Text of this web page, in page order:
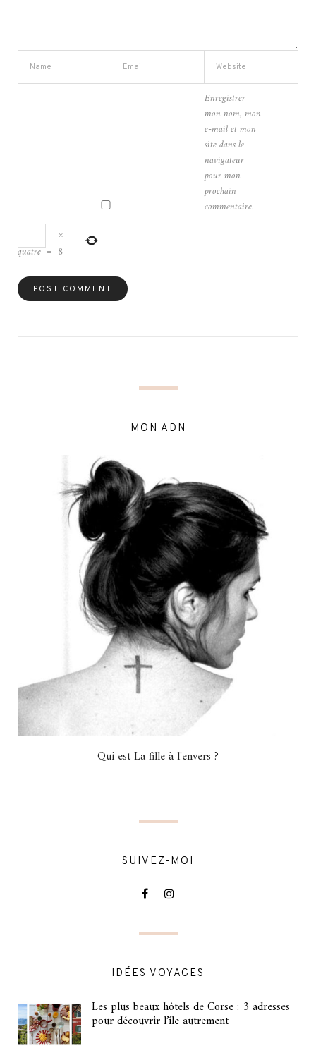
Enregistrer
mon nom, mon
e-mail et mon
site dans le
navigateur
pour mon
prochain
commentaire.
×
quatre= 8
MON ADN
Qui est La fille à l'envers ?
SUIVEZ-MOI
IDÉES VOYAGES
Les plus beaux hôtels de Corse : 3 adresses
pour découvrir l’île autrement